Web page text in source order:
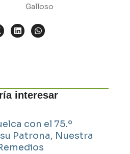
Galloso
interesar
con el 75.º
Patrona, Nuestra